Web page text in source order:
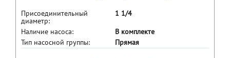
Присоединительный
диаметр:
1 1/4
Наличие насоса:
В комплекте
Тип насосной группы:
Прямая